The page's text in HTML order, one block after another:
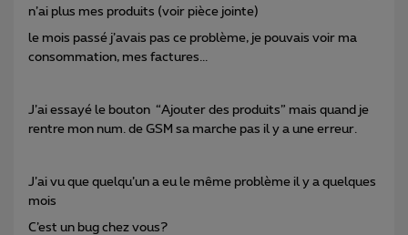
n’ai plus mes produits (voir pièce jointe)
le mois passé j’avais pas ce problème, je pouvais voir ma
consommation, mes factures...
J’ai essayé le bouton “Ajouter des produits” mais quand je
rentre mon num. de GSM sa marche pas il y a une erreur.
J’ai vu que quelqu’un a eu le même problème il y a quelques
mois
C’est un bug chez vous?